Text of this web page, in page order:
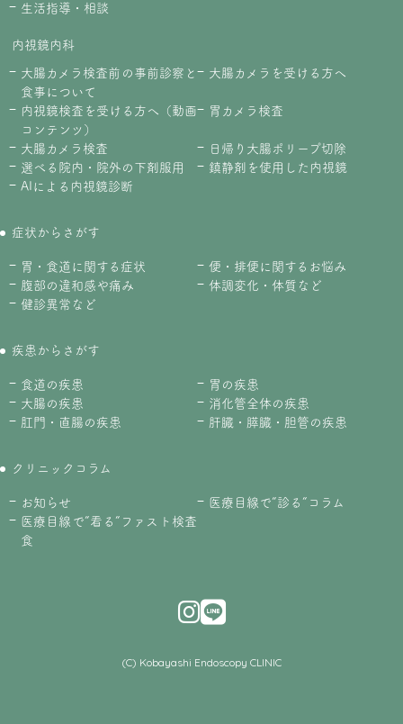
生活指導・相談
内視鏡内科
大腸カメラ検査前の事前診察と
食事について
大腸カメラを受ける方へ
内視鏡検査を受ける方へ（動画
コンテンツ）
胃カメラ検査
大腸カメラ検査
日帰り大腸ポリープ切除
選べる院内・院外の下剤服用
鎮静剤を使用した内視鏡
AIによる内視鏡診断
症状からさがす
胃・食道に関する症状
便・排便に関するお悩み
腹部の違和感や痛み
体調変化・体質など
健診異常など
疾患からさがす
食道の疾患
胃の疾患
大腸の疾患
消化管全体の疾患
肛門・直腸の疾患
肝臓・膵臓・胆管の疾患
クリニックコラム
お知らせ
医療目線で”診る”コラム
医療目線で”看る”ファスト検査
食
(C) Kobayashi Endoscopy CLINIC